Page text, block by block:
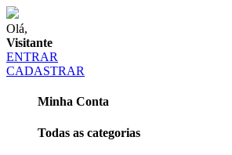
Olá,
Visitante
ENTRAR
CADASTRAR
Minha Conta
Todas as categorias